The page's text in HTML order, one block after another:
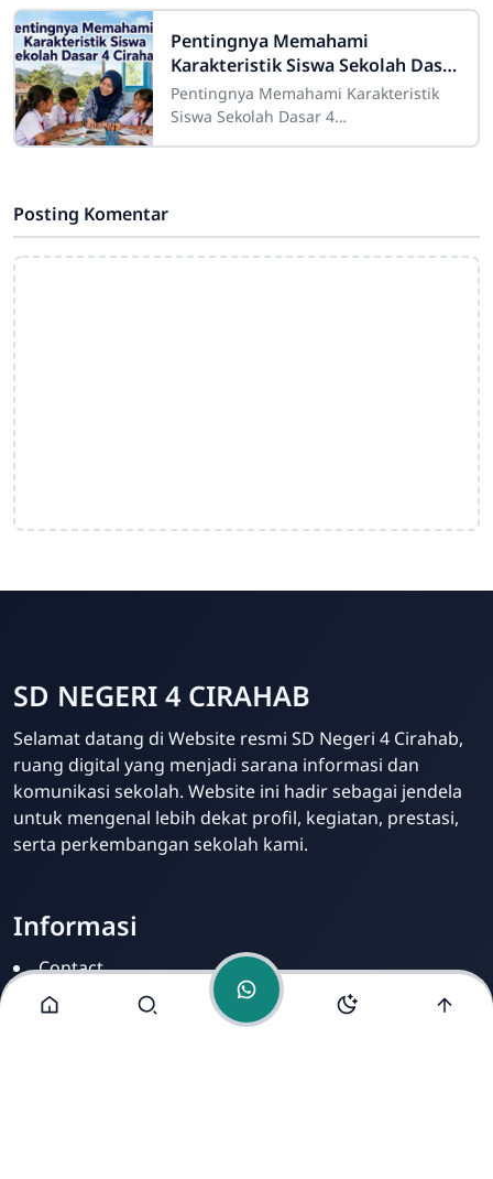
Admin
Online
pendidikan yang memiliki peranan
sangat besar dalam
Pentingnya Memahami
Karakteristik Siswa Sekolah Dasar
4 Cirahab
Pentingnya Memahami Karakteristik
Siswa Sekolah Dasar 4
Posting Komentar
SD NEGERI 4 CIRAHAB
Selamat datang di Website resmi SD Negeri 4 Cirahab,
ruang digital yang menjadi sarana informasi dan
komunikasi sekolah. Website ini hadir sebagai jendela
untuk mengenal lebih dekat profil, kegiatan, prestasi,
serta perkembangan sekolah kami.
Informasi
Contact
Disclamer